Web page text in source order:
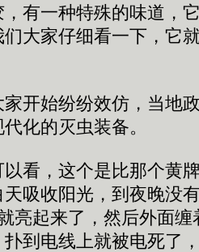
有一种特殊的味道，
大家仔细看一下，它
始纷纷效仿，当地
化的灭虫装备。
，这个是比那个黄
吸收阳光，到夜晚没
亮起来了，然后外面
到电线上就被电死了